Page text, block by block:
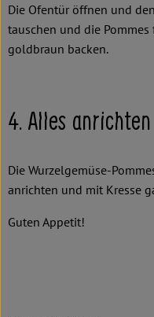
Die Ofentür öffnen und
tauschen und die
goldbraun backen.
4. Alles
Die Wurzelgemüse-
anrichten und mit Kresse
Guten Appetit!